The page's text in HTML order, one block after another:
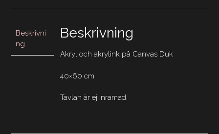
Beskrivni
ng
Beskrivning
Akryl och akrylink på Canvas Duk
40×60 cm
Tavlan är ej inramad.